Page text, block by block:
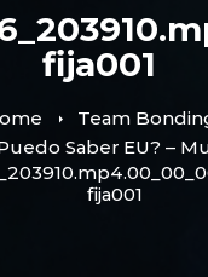
fija001
Team
Saber EU? –
fija001